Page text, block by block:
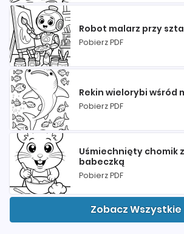
Robot malarz przy
Pobierz PDF
Rekin wielorybi wśród
Pobierz PDF
Uśmiechnięty chomik
babeczką
Pobierz PDF
Zobacz Wszystkie